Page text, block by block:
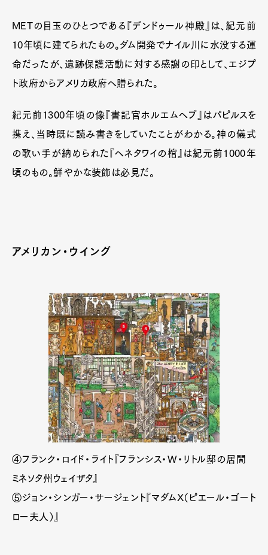
METの目玉のひとつである『デンドゥール神殿』は、紀元前
10年頃に建てられたもの。ダム開発でナイル川に水没する運
命だったが、遺跡保護活動に対する感謝の印として、エジプ
ト政府からアメリカ政府へ贈られた。
紀元前1300年頃の像『書記官ホルエムヘブ』はパピルスを
携え、当時既に読み書きをしていたことがわかる。神の儀式
の歌い手が納められた『ヘネタワイの棺』は紀元前1000年
頃のもの。鮮やかな装飾は必見だ。
アメリカン・ウイング
④フランク・ロイド・ライト『フランシス・W・リトル邸の居間
ミネソタ州ウェイザタ』
⑤ジョン・シンガー・サージェント『マダムX（ピエール・ゴート
ロー夫人）』